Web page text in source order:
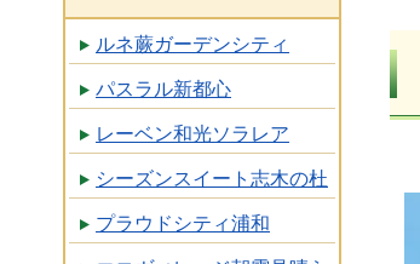
ルネ蕨ガーデンシティ
パスラル新都心
レーベン和光ソラレア
シーズンスイート志木の杜
プラウドシティ浦和